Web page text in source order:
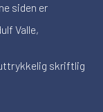
siden er
Valle,
skriftlig